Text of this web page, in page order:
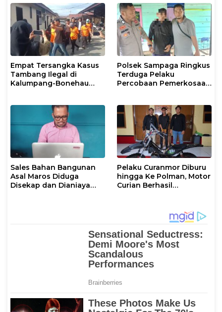
Berstatus Saksi
Empat Tersangka Kasus
Tambang Ilegal di
Kalumpang-Bonehau
Polsek Sampaga Ringkus
Terduga Pelaku
Percobaan Pemerkosaan
Sales Bahan Bangunan
Asal Maros Diduga
Disekap dan Dianiaya
Pelaku Curanmor Diburu
hingga Ke Polman, Motor
Curian Berhasil